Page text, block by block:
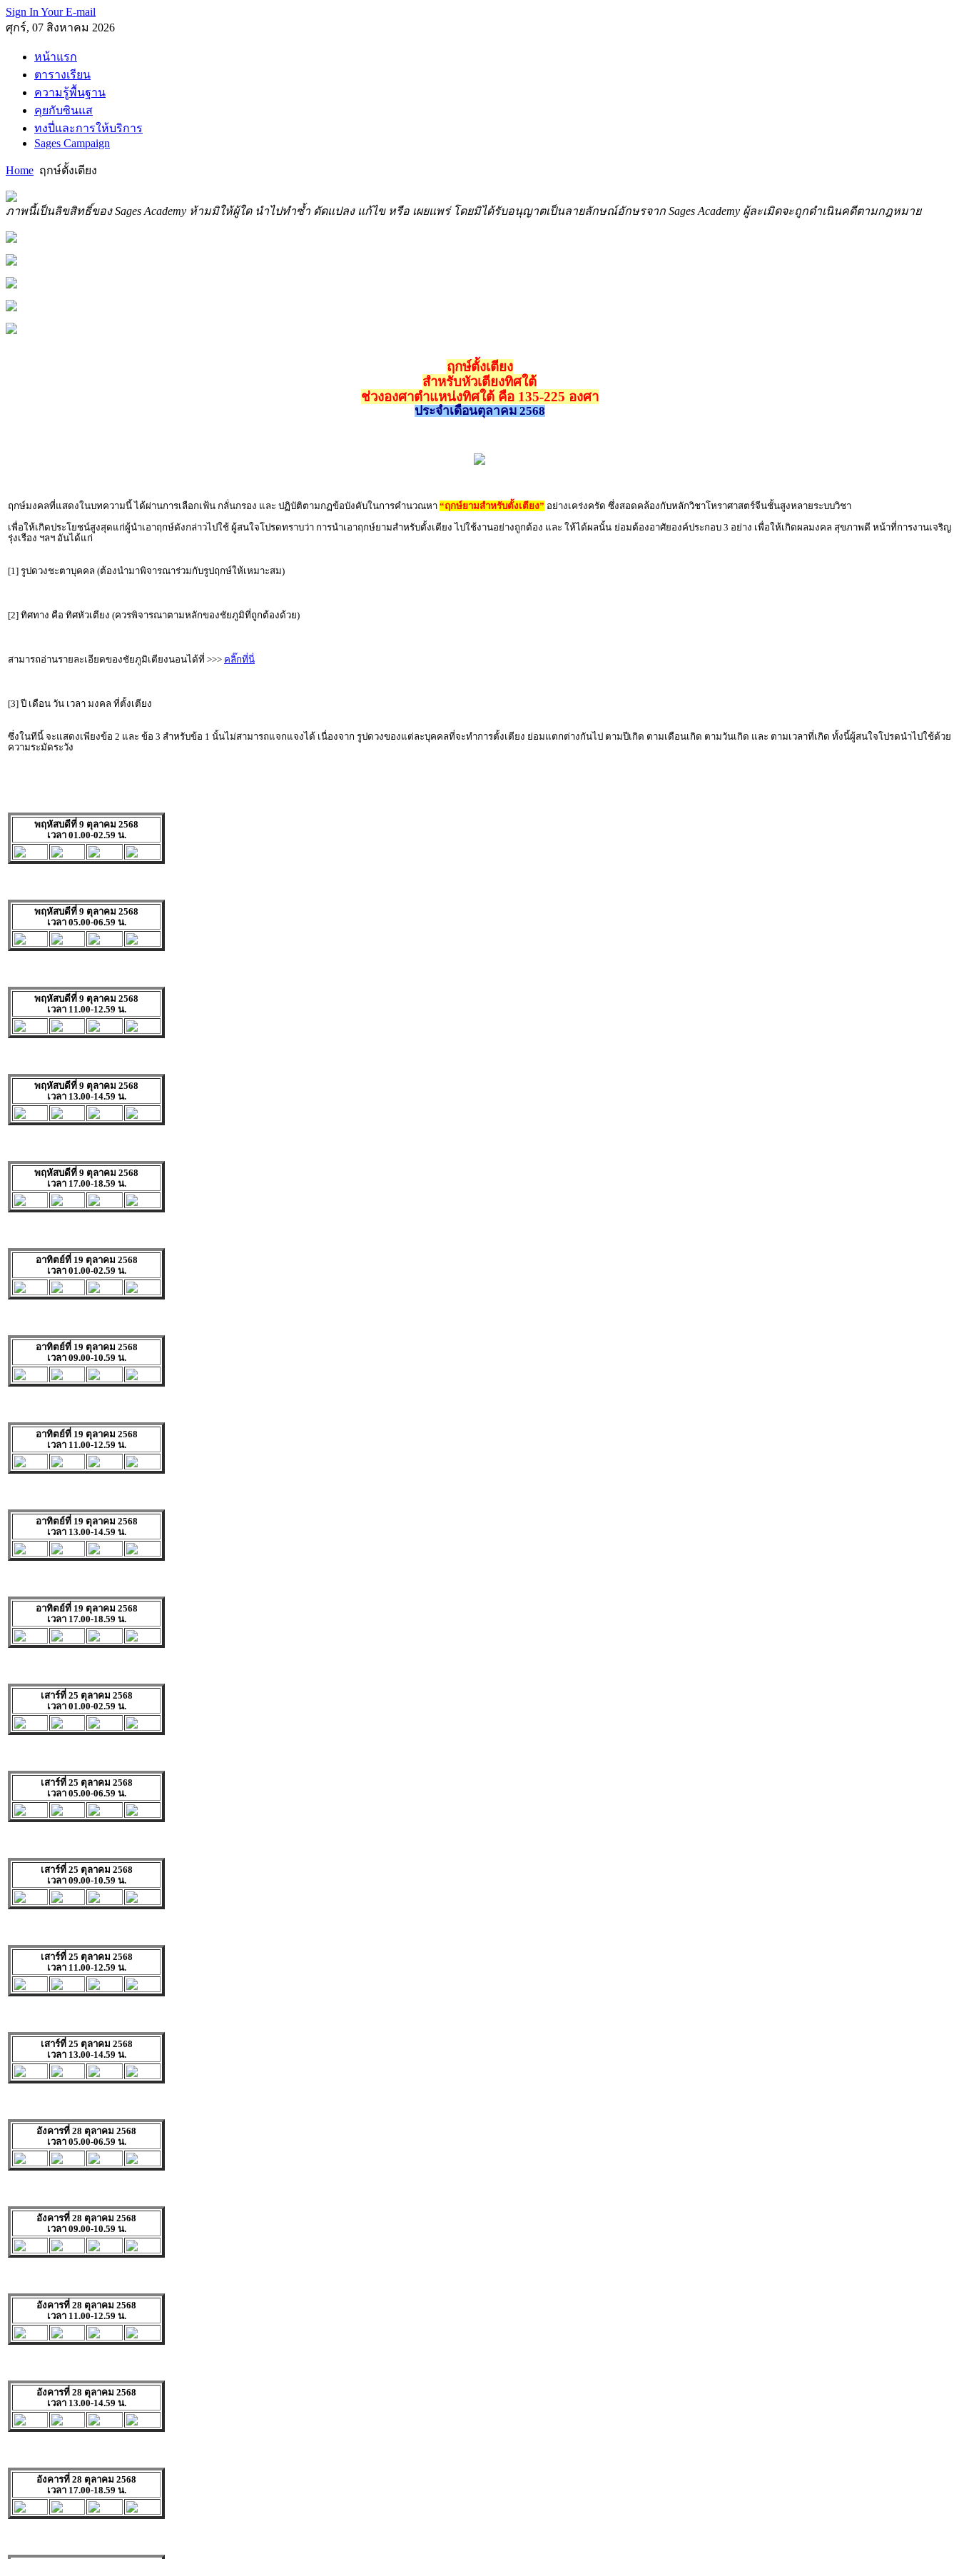
Sign In Your E-mail
ศุกร์, 07 สิงหาคม 2026
หน้าแรก
ตารางเรียน
ความรู้พื้นฐาน
คุยกับซินแส
ทงปี่และการให้บริการ
Sages Campaign
Home ฤกษ์ตั้งเตียง
ภาพนี้เป็นลิขสิทธิ์ของ Sages Academy ห้ามมิให้ผู้ใด นำไปทำซ้ำ ดัดแปลง แก้ไข หรือ เผยแพร่ โดยมิได้รับอนุญาตเป็นลายลักษณ์อักษรจาก Sages Academy ผู้ละเมิดจะถูกดำเนินคดีตามกฎหมาย
ฤกษ์ตั้งเตียง
สำหรับหัวเตียงทิศใต้
ช่วงองศาตำแหน่งทิศใต้ คือ 135-225 องศา
ประจำเดือนตุลาคม 2568
ฤกษ์มงคลที่แสดงในบทความนี้ ได้ผ่านการเลือกเฟ้น กลั่นกรอง และ ปฏิบัติตามกฏข้อบังคับในการคำนวณหา “ฤกษ์ยามสำหรับตั้งเตียง” อย่างเคร่งครัด ซึ่งสอดคล้องกับหลักวิชาโหราศาสตร์จีนชั้นสูงหลายระบบวิชา
เพื่อให้เกิดประโยชน์สูงสุดแก่ผู้นำเอาฤกษ์ดังกล่าวไปใช้ ผู้สนใจโปรดทราบว่า การนำเอาฤกษ์ยามสำหรับตั้งเตียง ไปใช้งานอย่างถูกต้อง และ ให้ได้ผลนั้น ย่อมต้องอาศัยองค์ประกอบ 3 อย่าง เพื่อให้เกิดผลมงคล สุขภาพดี หน้าที่การงานเจริญ
รุ่งเรือง ฯลฯ อันได้แก่
[1] รูปดวงชะตาบุคคล (ต้องนำมาพิจารณาร่วมกับรูปฤกษ์ให้เหมาะสม)
[2] ทิศทาง คือ ทิศหัวเตียง (ควรพิจารณาตามหลักของชัยภูมิที่ถูกต้องด้วย)
สามารถอ่านรายละเอียดของชัยภูมิเตียงนอนได้ที่ >>> คลิ๊กที่นี่
[3] ปี เดือน วัน เวลา มงคล ที่ตั้งเตียง
ซึ่งในทีนี้ จะแสดงเพียงข้อ 2 และ ข้อ 3 สำหรับข้อ 1 นั้นไม่สามารถแจกแจงได้ เนื่องจาก รูปดวงของแต่ละบุคคลที่จะทำการตั้งเตียง ย่อมแตกต่างกันไป ตามปีเกิด ตามเดือนเกิด ตามวันเกิด และ ตามเวลาที่เกิด ทั้งนี้ผู้สนใจโปรดนำไปใช้ด้วย
ความระมัดระวัง
พฤหัสบดีที่ 9 ตุลาคม 2568
เวลา 01.00-02.59 น.
พฤหัสบดีที่ 9 ตุลาคม 2568
เวลา 05.00-06.59 น.
พฤหัสบดีที่ 9 ตุลาคม 2568
เวลา 11.00-12.59 น.
พฤหัสบดีที่ 9 ตุลาคม 2568
เวลา 13.00-14.59 น.
พฤหัสบดีที่ 9 ตุลาคม 2568
เวลา 17.00-18.59 น.
อาทิตย์ที่ 19 ตุลาคม 2568
เวลา 01.00-02.59 น.
อาทิตย์ที่ 19 ตุลาคม 2568
เวลา 09.00-10.59 น.
อาทิตย์ที่ 19 ตุลาคม 2568
เวลา 11.00-12.59 น.
อาทิตย์ที่ 19 ตุลาคม 2568
เวลา 13.00-14.59 น.
อาทิตย์ที่ 19 ตุลาคม 2568
เวลา 17.00-18.59 น.
เสาร์ที่ 25 ตุลาคม 2568
เวลา 01.00-02.59 น.
เสาร์ที่ 25 ตุลาคม 2568
เวลา 05.00-06.59 น.
เสาร์ที่ 25 ตุลาคม 2568
เวลา 09.00-10.59 น.
เสาร์ที่ 25 ตุลาคม 2568
เวลา 11.00-12.59 น.
เสาร์ที่ 25 ตุลาคม 2568
เวลา 13.00-14.59 น.
อังคารที่ 28 ตุลาคม 2568
เวลา 05.00-06.59 น.
อังคารที่ 28 ตุลาคม 2568
เวลา 09.00-10.59 น.
อังคารที่ 28 ตุลาคม 2568
เวลา 11.00-12.59 น.
อังคารที่ 28 ตุลาคม 2568
เวลา 13.00-14.59 น.
อังคารที่ 28 ตุลาคม 2568
เวลา 17.00-18.59 น.